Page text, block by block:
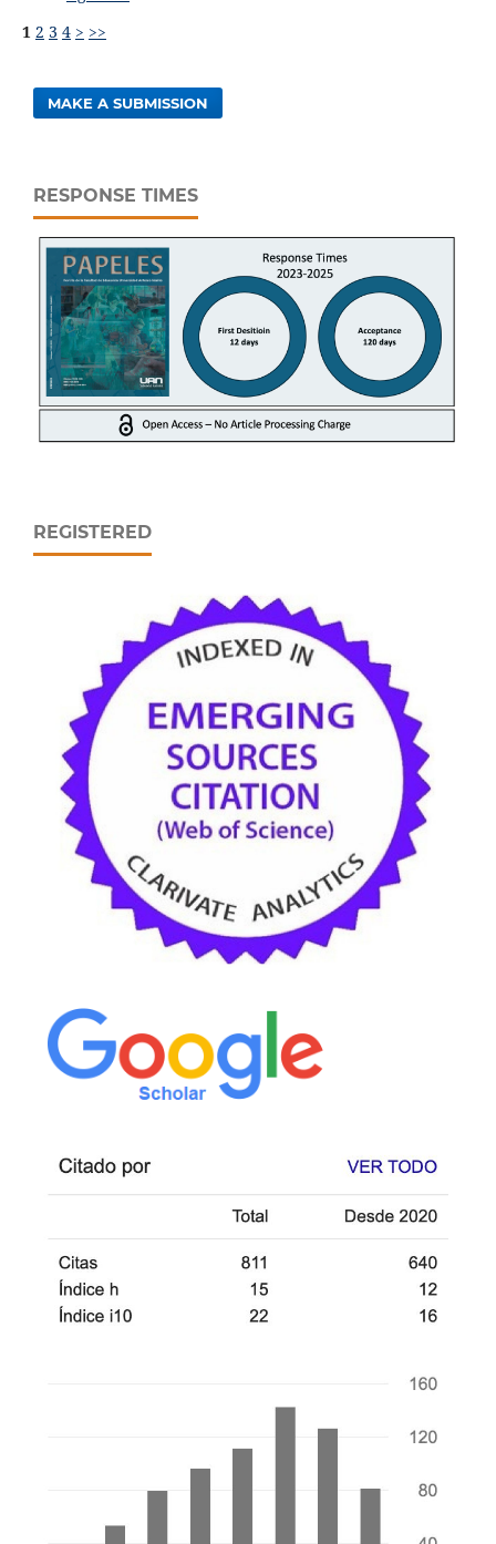
1 2 3 4 > >>
MAKE A SUBMISSION
RESPONSE TIMES
REGISTERED